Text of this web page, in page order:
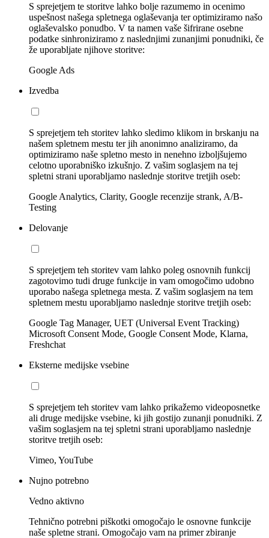
S sprejetjem te storitve lahko bolje razumemo in ocenimo
uspešnost našega spletnega oglaševanja ter optimiziramo našo
oglaševalsko ponudbo. V ta namen vaše šifrirane osebne
podatke sinhroniziramo z naslednjimi zunanjimi ponudniki, če
že uporabljate njihove storitve:
Google Ads
Izvedba
S sprejetjem teh storitev lahko sledimo klikom in brskanju na
našem spletnem mestu ter jih anonimno analiziramo, da
optimiziramo naše spletno mesto in nenehno izboljšujemo
celotno uporabniško izkušnjo. Z vašim soglasjem na tej
spletni strani uporabljamo naslednje storitve tretjih oseb:
Google Analytics, Clarity, Google recenzije strank, A/B-
Testing
Delovanje
S sprejetjem teh storitev vam lahko poleg osnovnih funkcij
zagotovimo tudi druge funkcije in vam omogočimo udobno
uporabo našega spletnega mesta. Z vašim soglasjem na tem
spletnem mestu uporabljamo naslednje storitve tretjih oseb:
Google Tag Manager, UET (Universal Event Tracking)
Microsoft Consent Mode, Google Consent Mode, Klarna,
Freshchat
Eksterne medijske vsebine
S sprejetjem teh storitev vam lahko prikažemo videoposnetke
ali druge medijske vsebine, ki jih gostijo zunanji ponudniki. Z
vašim soglasjem na tej spletni strani uporabljamo naslednje
storitve tretjih oseb:
Vimeo, YouTube
Nujno potrebno
Vedno aktivno
Tehnično potrebni piškotki omogočajo le osnovne funkcije
naše spletne strani. Omogočajo vam na primer zbiranje